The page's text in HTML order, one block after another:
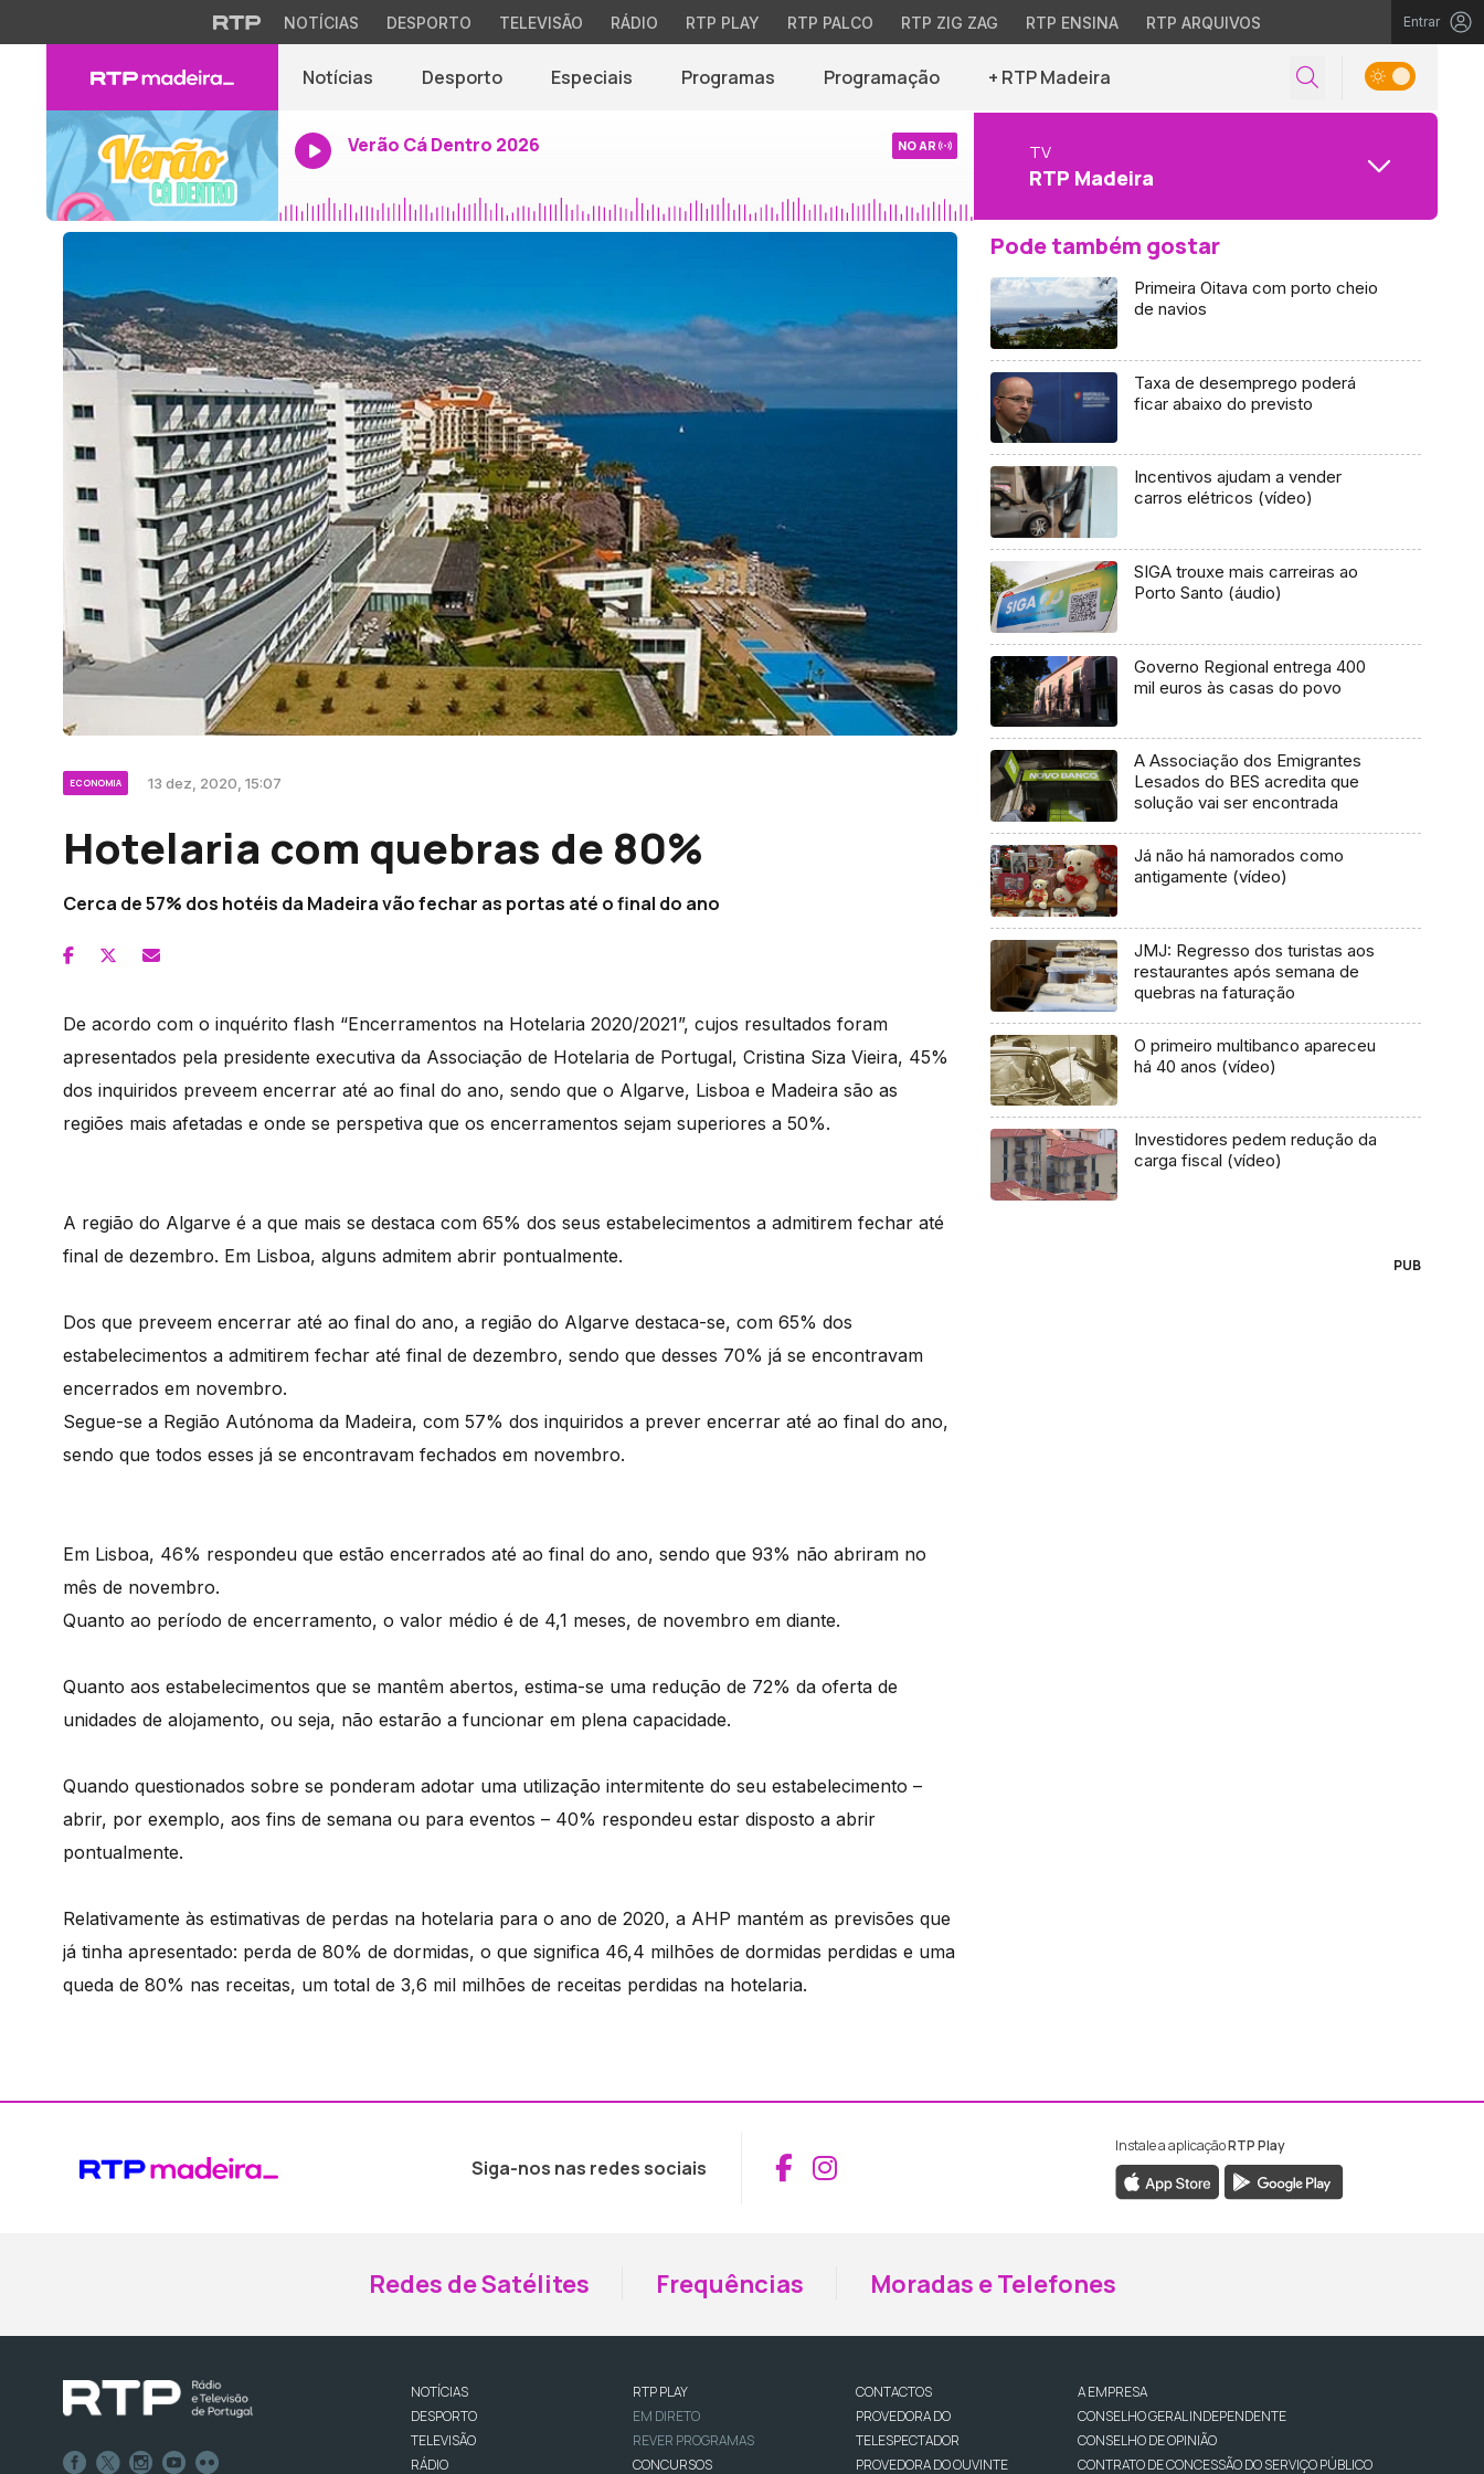
NOTÍCIAS DESPORTO TELEVISÃO RÁDIO RTP PLAY RTP PALCO RTP ZIG ZAG RTP ENSINA RTP ARQUIVOS Entrar
Notícias Desporto Especiais Programas Programação + RTP Madeira
Verão Cá Dentro 2026 NO AR TV
RTP Madeira
ECONOMIA 13 dez, 2020, 15:07
Hotelaria com quebras de 80%
Cerca de 57% dos hotéis da Madeira vão fechar as portas até o final do ano
De acordo com o inquérito flash “Encerramentos na Hotelaria 2020/2021”, cujos resultados foram
apresentados pela presidente executiva da Associação de Hotelaria de Portugal, Cristina Siza Vieira, 45%
dos inquiridos preveem encerrar até ao final do ano, sendo que o Algarve, Lisboa e Madeira são as
regiões mais afetadas e onde se perspetiva que os encerramentos sejam superiores a 50%.
A região do Algarve é a que mais se destaca com 65% dos seus estabelecimentos a admitirem fechar até
final de dezembro. Em Lisboa, alguns admitem abrir pontualmente.
Dos que preveem encerrar até ao final do ano, a região do Algarve destaca-se, com 65% dos
estabelecimentos a admitirem fechar até final de dezembro, sendo que desses 70% já se encontravam
encerrados em novembro.
Segue-se a Região Autónoma da Madeira, com 57% dos inquiridos a prever encerrar até ao final do ano,
sendo que todos esses já se encontravam fechados em novembro.
Em Lisboa, 46% respondeu que estão encerrados até ao final do ano, sendo que 93% não abriram no
mês de novembro.
Quanto ao período de encerramento, o valor médio é de 4,1 meses, de novembro em diante.
Quanto aos estabelecimentos que se mantêm abertos, estima-se uma redução de 72% da oferta de
unidades de alojamento, ou seja, não estarão a funcionar em plena capacidade.
Quando questionados sobre se ponderam adotar uma utilização intermitente do seu estabelecimento –
abrir, por exemplo, aos fins de semana ou para eventos – 40% respondeu estar disposto a abrir
pontualmente.
Relativamente às estimativas de perdas na hotelaria para o ano de 2020, a AHP mantém as previsões que
já tinha apresentado: perda de 80% de dormidas, o que significa 46,4 milhões de dormidas perdidas e uma
queda de 80% nas receitas, um total de 3,6 mil milhões de receitas perdidas na hotelaria.
Pode também gostar
Primeira Oitava com porto cheio
de navios
Taxa de desemprego poderá
ficar abaixo do previsto
Incentivos ajudam a vender
carros elétricos (vídeo)
SIGA trouxe mais carreiras ao
Porto Santo (áudio)
Governo Regional entrega 400
mil euros às casas do povo
A Associação dos Emigrantes
Lesados do BES acredita que
solução vai ser encontrada
Já não há namorados como
antigamente (vídeo)
JMJ: Regresso dos turistas aos
restaurantes após semana de
quebras na faturação
O primeiro multibanco apareceu
há 40 anos (vídeo)
Investidores pedem redução da
carga fiscal (vídeo)
PUB
Siga-nos nas redes sociais Aceder ao Facebook da RTP Madeira
Aceder ao Instagram da RTP Madeira
Instale a aplicaçãoRTP Play
Redes de Satélites Frequências Moradas e Telefones
NOTÍCIAS
DESPORTO
TELEVISÃO
RÁDIO
RTP PLAY
EM DIRETO
REVER PROGRAMAS
CONCURSOS
CONTACTOS
PROVEDORA DO
TELESPECTADOR
PROVEDORA DO OUVINTE
A EMPRESA
CONSELHO GERAL INDEPENDENTE
CONSELHO DE OPINIÃO
CONTRATO DE CONCESSÃO DO SERVIÇO PÚBLICO